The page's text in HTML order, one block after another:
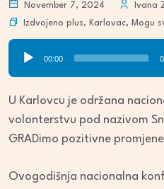
November 7, 2024
Ivana
Izdvojeno plus, Karlovac, Mogu
00:00
U Karlovcu je održana
volonterstvu pod nazivom
GRADimo pozitivne
Ovogodišnja nacionalna